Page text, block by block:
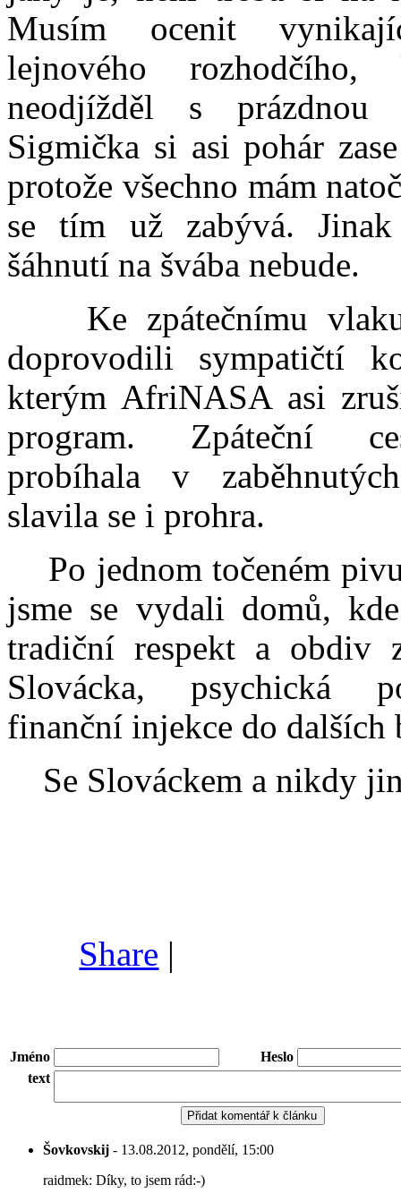
Musím ocenit
lejnového
neodjížděl s prázdnou
Sigmička si asi pohár
protože všechno mám
se tím už zabývá.
šáhnutí na švába nebude.
Ke zpátečnímu
doprovodili sympatičtí
kterým AfriNASA asi
program. Zpáteční
probíhala v
slavila se i prohra.
Po jednom točeném
jsme se vydali domů,
tradiční respekt a obdiv
Slovácka, psychická
finanční injekce do dalších
Se Slováckem a nikdy
Share |
Jméno
Heslo
text
Šovkovskij - 13.08.2012, pondělí, 15:00
raidmek: Díky, to jsem rád:-)